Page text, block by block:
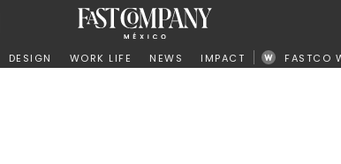
DESIGN WORK LIFE NEWS IMPACT FASTCO